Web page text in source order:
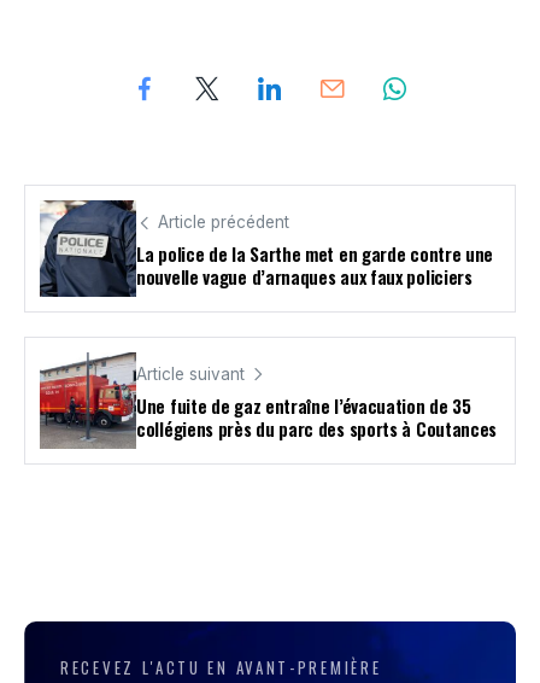
Article précédent
La police de la Sarthe met en garde contre une
nouvelle vague d’arnaques aux faux policiers
Article suivant
Une fuite de gaz entraîne l’évacuation de 35
collégiens près du parc des sports à Coutances
RECEVEZ L'ACTU EN AVANT-PREMIÈRE